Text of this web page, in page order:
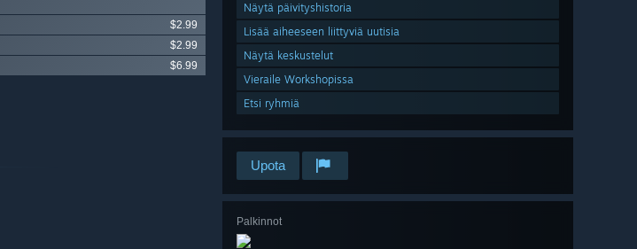
Näytä päivityshistoria
Lisää aiheeseen liittyviä uutisia
Näytä keskustelut
Vieraile Workshopissa
Etsi ryhmiä
Upota
Palkinnot
$2.99
$2.99
$6.99